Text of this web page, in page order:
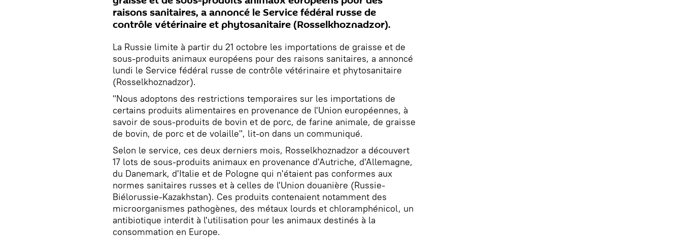
raisons sanitaires, a annoncé le Service fédéral russe de
contrôle vétérinaire et phytosanitaire (Rosselkhoznadzor).
La Russie limite à partir du 21 octobre les importations de graisse et de
sous-produits animaux européens pour des raisons sanitaires, a annoncé
lundi le Service fédéral russe de contrôle vétérinaire et phytosanitaire
(Rosselkhoznadzor).
"Nous adoptons des restrictions temporaires sur les importations de
certains produits alimentaires en provenance de l'Union européennes, à
savoir de sous-produits de bovin et de porc, de farine animale, de graisse
de bovin, de porc et de volaille", lit-on dans un communiqué.
Selon le service, ces deux derniers mois, Rosselkhoznadzor a découvert
17 lots de sous-produits animaux en provenance d'Autriche, d'Allemagne,
du Danemark, d'Italie et de Pologne qui n'étaient pas conformes aux
normes sanitaires russes et à celles de l'Union douanière (Russie-
Biélorussie-Kazakhstan). Ces produits contenaient notamment des
microorganismes pathogènes, des métaux lourds et chloramphénicol, un
antibiotique interdit à l'utilisation pour les animaux destinés à la
consommation en Europe.